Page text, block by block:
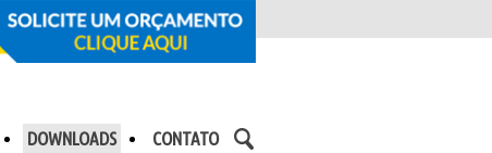
DOWNLOADS CONTATO